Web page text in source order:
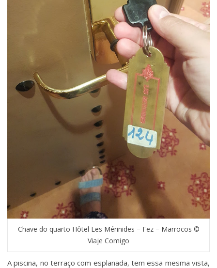
Chave do quarto Hôtel Les Mérinides – Fez – Marrocos ©
Viaje Comigo
A piscina, no terraço com esplanada, tem essa mesma vista,